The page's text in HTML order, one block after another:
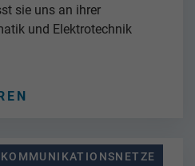
sie uns an ihrer
und Elektrotechnik